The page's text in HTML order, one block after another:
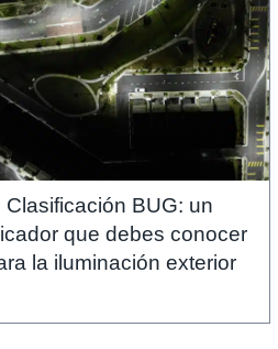
Clasificación BUG: un
que debes conocer
la iluminación exterior